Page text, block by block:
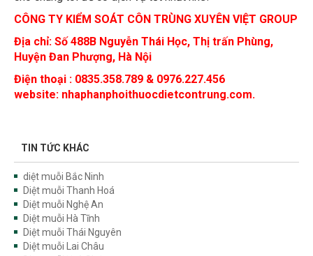
Địa chỉ:Số 488B Nguyễn Thái Học, Thị trấn Phùng,
Điện thoại : 0835.358.789 & 0976.227.456
diệt muỗi Bắc Ninh
Diệt muỗi Thanh Hoá
Diệt muỗi Nghệ An
Diệt muỗi Hà Tĩnh
Diệt muỗi Thái Nguyên
Diệt muỗi Lai Châu
Diệt muỗi Hoà Bình
Diệt muỗi Vĩnh Phúc